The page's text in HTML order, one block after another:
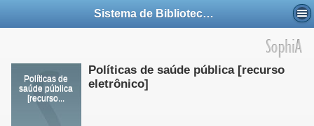
Sistema de Bibliotecas da UFABC
Políticas de
saúde pública
[recurso...
Políticas de saúde pública [recurso
eletrônico]